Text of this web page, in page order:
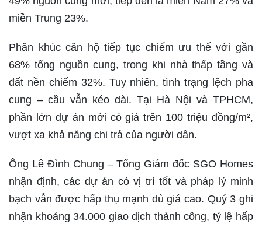
miền Trung 23%.
Phân khúc căn hộ tiếp tục chiếm ưu thế với gần
68% tổng nguồn cung, trong khi nhà thấp tầng và
đất nền chiếm 32%. Tuy nhiên, tình trạng lệch pha
cung – cầu vẫn kéo dài. Tại Hà Nội và TPHCM,
phần lớn dự án mới có giá trên 100 triệu đồng/m²,
vượt xa khả năng chi trả của người dân.
Ông Lê Đình Chung – Tổng Giám đốc SGO Homes
nhận định, các dự án có vị trí tốt và pháp lý minh
bạch vẫn được hấp thụ mạnh dù giá cao. Quý 3 ghi
nhận khoảng 34.000 giao dịch thành công, tỷ lệ hấp